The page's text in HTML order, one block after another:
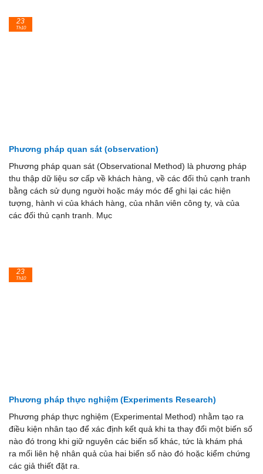
Phương pháp quan sát (observation)
Phương pháp quan sát (Observational Method) là phương pháp
thu thập dữ liệu sơ cấp về khách hàng, về các đối thủ cạnh tranh
bằng cách sử dụng người hoặc máy móc để ghi lại các hiện
tượng, hành vi của khách hàng, của nhân viên công ty, và của
các đối thủ cạnh tranh. Mục
23
Th10
Phương pháp thực nghiệm (Experiments Research)
Phương pháp thực nghiệm (Experimental Method) nhằm tạo ra
điều kiện nhân tạo để xác định kết quả khi ta thay đổi một biến số
nào đó trong khi giữ nguyên các biến số khác, tức là khám phá
ra mối liên hệ nhân quả của hai biến số nào đó hoặc kiểm chứng
các giả thiết đặt ra.
23
Th10